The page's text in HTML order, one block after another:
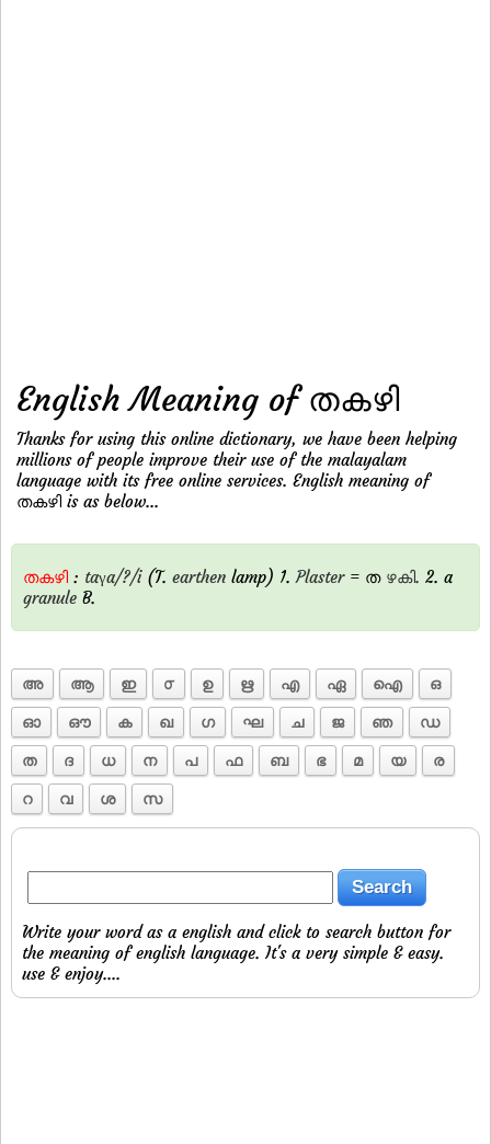
English Meaning of തകഴി
Thanks for using this online dictionary, we have been helping
millions of people improve their use of the malayalam
language with its free online services. English meaning of
തകഴി is as below...
തകഴി : taγa/?/i(T. earthen lamp) 1. Plaster= ത ഴകി. 2. a
granule B.
അ ആ ഇ ൦ ഉ ഋ എ ഏ ഐ ഒ
ഓ ഔ ക ഖ ഗ ഘ ച ജ ഞ ഡ
ത ദ ധ ന പ ഫ ബ ഭ മ യ ര
റ വ ശ സ
Write your word as a english and click to search button for
the meaning of english language. It's a very simple & easy.
use & enjoy....